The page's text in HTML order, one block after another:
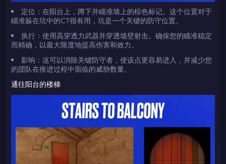
定位：在阳台上，蹲下并瞄准墙上的棕色标记。这个位置对于
瞄准躲在坑中的CT很有用，坑是一个关键的防守位置。
执行：使用高穿透力武器并穿透墙壁射击。确保您的瞄准稳定
而精确，以最大限度地提高伤害和效力。
影响：这可以消除关键防守者，使该点更容易进入，并减少您
的团队在推进过程中面临的威胁数量。
通往阳台的楼梯